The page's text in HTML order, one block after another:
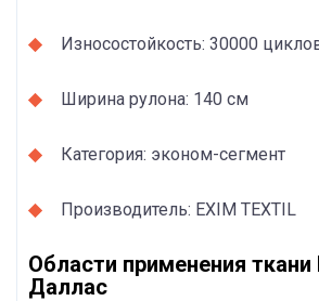
Износостойкость: 30000
Ширина рулона: 140 см
Категория: эконом-сегмент
Производитель: EXIM TEXTIL
Области применения ткани
Даллас